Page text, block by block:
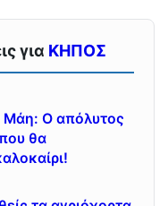
για ΚΗΠΟΣ
Μάη: Ο απόλυτος
θα